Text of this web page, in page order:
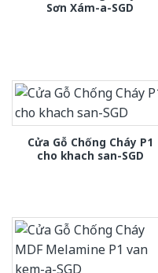
Sơn Xám-a-SGD
Cửa Gỗ Chống Cháy P1
cho khach san-SGD